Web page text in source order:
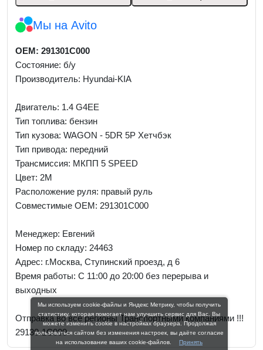
Мы на Avito
OEM: 291301C000
Состояние: б/у
Производитель: Hyundai-KIA
Двигатель: 1.4 G4EE
Тип топлива: бензин
Тип кузова: WAGON - 5DR 5P Хетчбэк
Тип привода: передний
Трансмиссия: МКПП 5 SPEED
Цвет: 2M
Расположение руля: правый руль
Совместимые OEM: 291301C000
Менеджер: Евгений
Номер по складу: 24463
Адрес: г.Москва, Ступинский проезд, д 6
Время работы: С 11:00 до 20:00 без перерыва и
выходных
Отправка во все регионы Транспортными компаниями !!!
29130-1C000
Мы используем cookie-файлы и Яндекс Метрику, чтобы получить
статистику, которая помогает нам улучшить сервис для Вас. Вы
можете изменить cookie в настройках браузера. Продолжая
пользоваться сайтом без изменения настроек, вы даёте согласие
на использование ваших cookie-файлов.
Принять